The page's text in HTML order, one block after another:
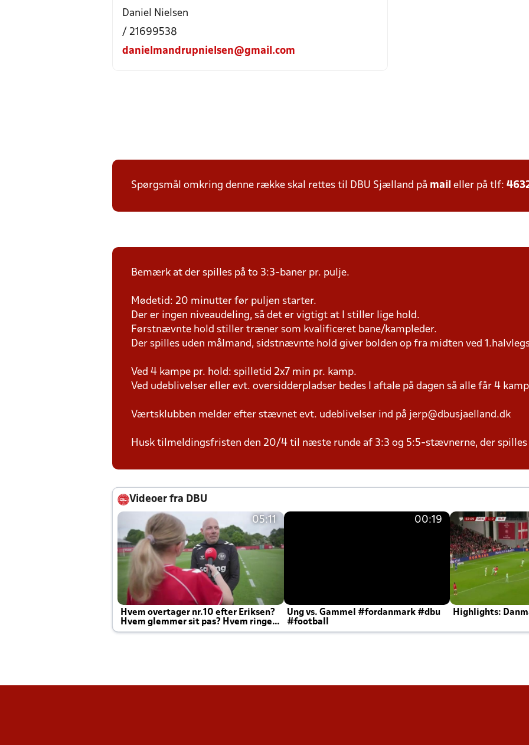
Daniel Nielsen
/ 21699538
danielmandrupnielsen@gmail.com
Spørgsmål omkring denne række skal rettes til DBU Sjælland på mail eller på tlf:
Bemærk at der spilles på to 3:3-baner pr. pulje.
Mødetid: 20 minutter før puljen starter.
Der er ingen niveaudeling, så det er vigtigt at I stiller lige hold.
Førstnævnte hold stiller træner som kvalificeret bane/kampleder.
Der spilles uden målmand, sidstnævnte hold giver bolden op fra midten ved
Ved 4 kampe pr. hold: spilletid 2x7 min pr. kamp.
Ved udeblivelser eller evt. oversidderpladser bedes I aftale på dagen så alle får 4
Værtsklubben melder efter stævnet evt. udeblivelser ind på jerp@dbusjaelland.dk
Husk tilmeldingsfristen den 20/4 til næste runde af 3:3 og 5:5-stævnerne, der
Videoer fra DBU
05:11
Hvem overtager nr.10 efter Eriksen?
Hvem glemmer sit pas? Hvem ringer
Joachim altid til efter kampe?
00:19
Ung vs. Gammel #fordanmark #dbu
#football
Highlights: